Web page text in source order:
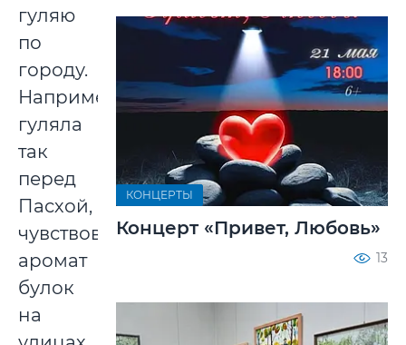
гуляю
по
городу.
Например,
гуляла
так
перед
Пасхой,
чувствовала
аромат
булок
на
КОНЦЕРТЫ
Концерт «Привет, Любовь»
13